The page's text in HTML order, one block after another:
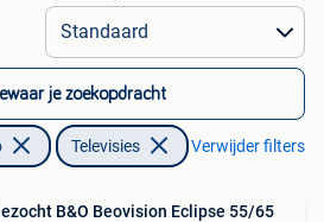
afstanden…
je zoekopdracht
Televisies Verwijder filters
B&O Beovision Eclipse 55/65